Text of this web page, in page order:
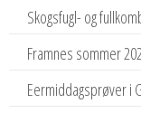
Skogsfugl- og
Framnes sommer
Eermiddagsprøver i